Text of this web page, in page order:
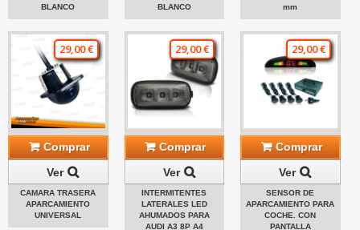
BLANCO
BLANCO
mm
29,00 €
Comprar
Ver
CAMARA TRASERA
APARCAMIENTO
UNIVERSAL
29,00 €
Comprar
Ver
INTERMITENTES
LATERALES LED
AHUMADOS PARA
AUDI A3 8P A4
29,00 €
Comprar
Ver
SENSOR DE
APARCAMIENTO PARA
COCHE. CON
PANTALLA